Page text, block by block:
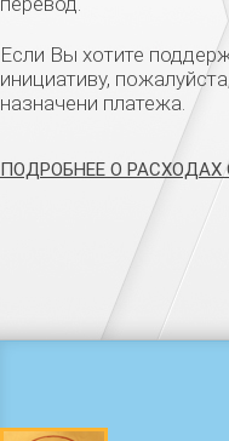
Если Вы хотите
инициативу,
назначени платежа.
ПОДРОБНЕЕ О